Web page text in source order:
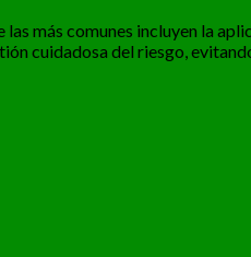
más comunes incluyen la
cuidadosa del riesgo,